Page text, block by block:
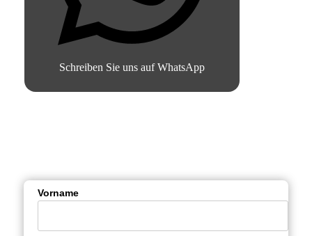
Schreiben Sie uns auf WhatsApp
Vorname